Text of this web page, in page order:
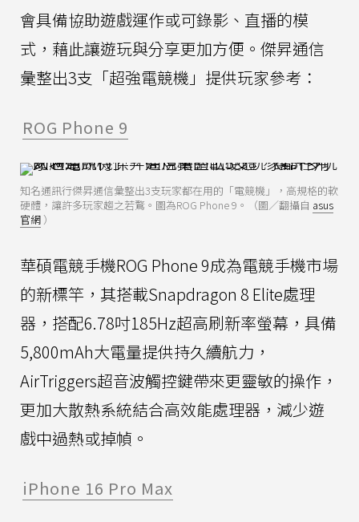
會具備協助遊戲運作或可錄影、直播的模
式，藉此讓遊玩與分享更加方便。傑昇通信
彙整出3支「超強電競機」提供玩家參考：
ROG Phone 9
知名通訊行傑昇通信彙整出3支玩家都在用的「電競機」，高規格的軟
硬體，讓許多玩家趨之若鶩。圖為ROG Phone 9。（圖／翻攝自 asus
官網 ）
華碩電競手機ROG Phone 9成為電競手機市場
的新標竿，其搭載Snapdragon 8 Elite處理
器，搭配6.78吋185Hz超高刷新率螢幕，具備
5,800mAh大電量提供持久續航力，
AirTriggers超音波觸控鍵帶來更靈敏的操作，
更加大散熱系統結合高效能處理器，減少遊
戲中過熱或掉幀。
iPhone 16 Pro Max